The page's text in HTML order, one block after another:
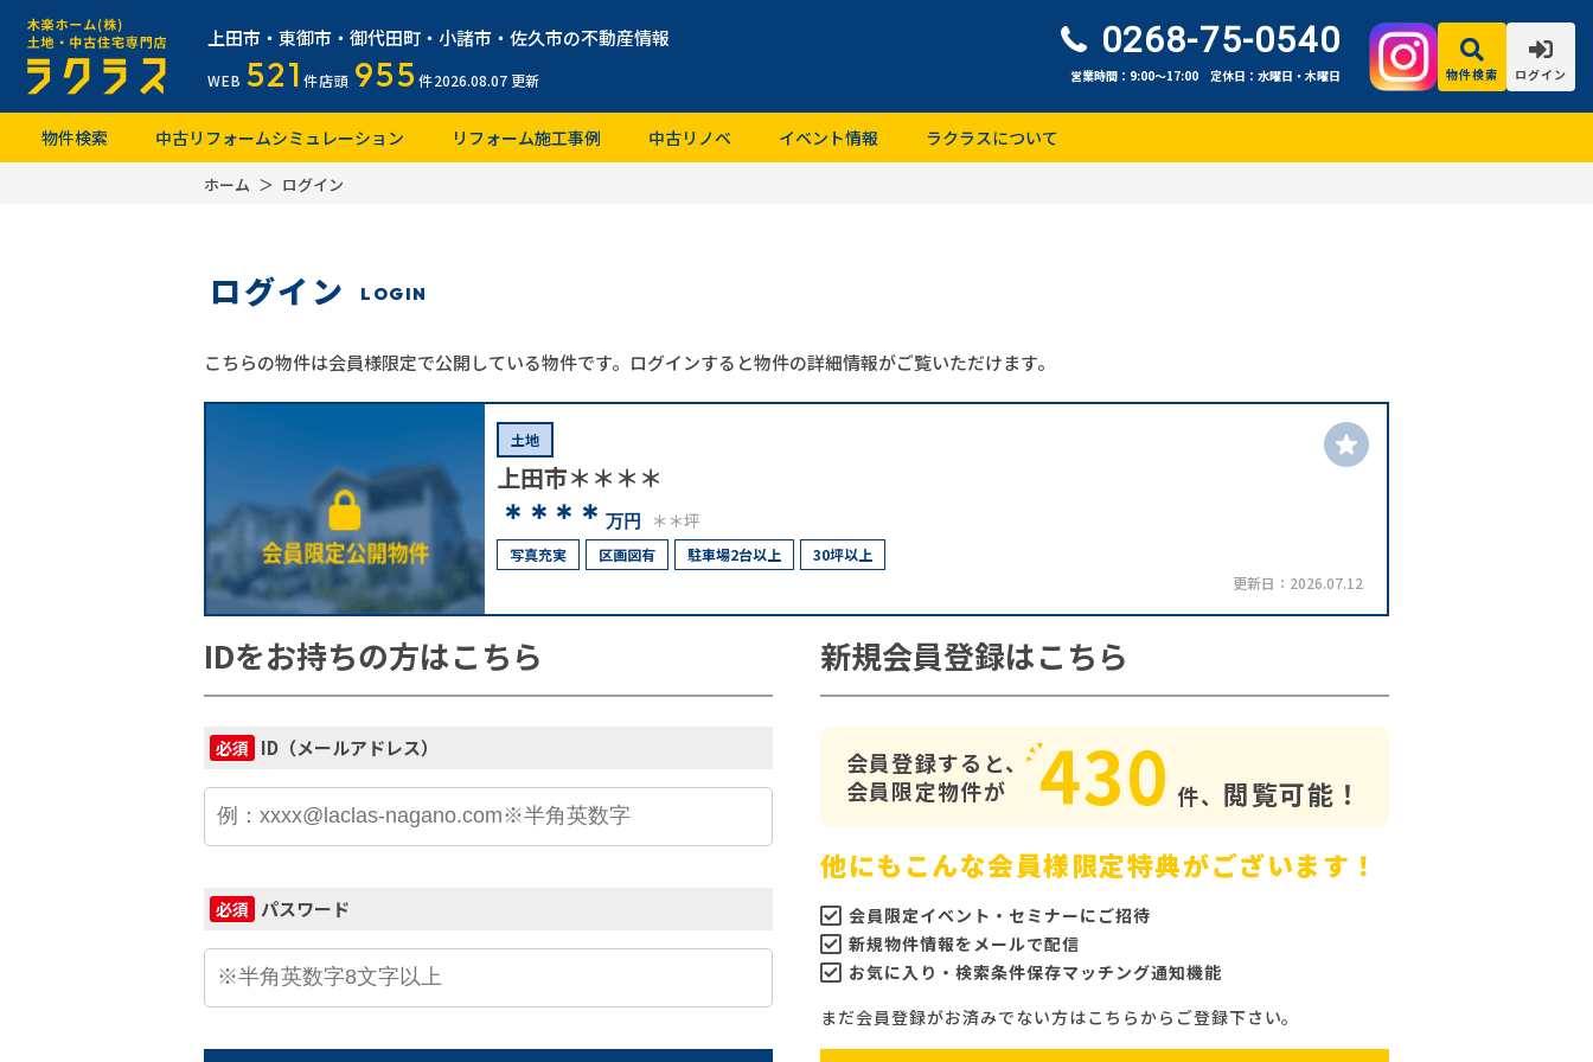
上田市・東御市・御代田町・小諸市・佐久市の不動産情報
WEB 521件店頭 955件2026.08.07 更新
0268-75-0540
営業時間：9:00〜17:00 定休日：水曜日・木曜日 物件検索 ログイン
物件検索 中古リフォームシミュレーション リフォーム施工事例 中古リノベ イベント情報 ラクラスについて
ホーム ログイン
ログイン LOGIN
こちらの物件は会員様限定で公開している物件です。ログインすると物件の詳細情報がご覧いただけます。
土地
上田市＊＊＊＊
＊＊＊＊ 万円 ＊＊坪
写真充実 区画図有 駐車場2台以上
30坪以上
更新日：2026.07.12
IDをお持ちの方はこちら
必須 ID（メールアドレス）
必須 パスワード
新規会員登録はこちら
会員登録すると、
会員限定物件が
430 件、 閲覧可能！
他にもこんな会員様限定特典がございます！
会員限定イベント・セミナーにご招待
新規物件情報をメールで配信
お気に入り・検索条件保存マッチング通知機能
まだ会員登録がお済みでない方はこちらからご登録下さい。